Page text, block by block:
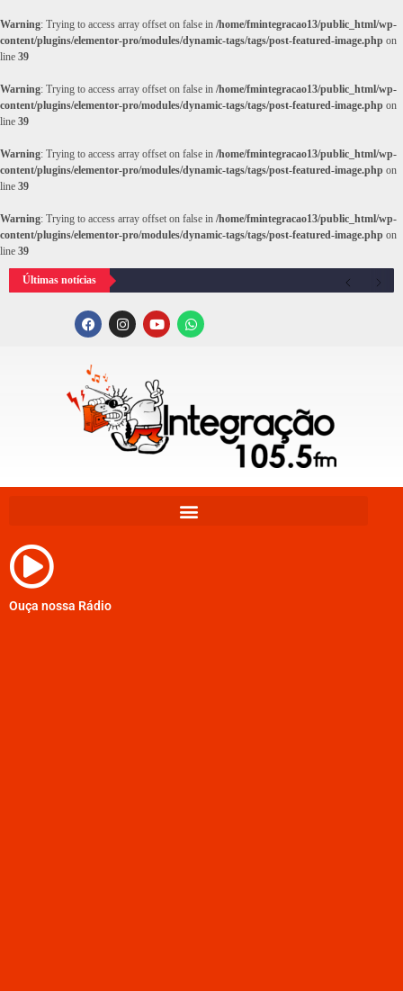
Warning: Trying to access array offset on false in /home/fmintegracao13/public_html/wp-
content/plugins/elementor-pro/modules/dynamic-tags/tags/post-featured-image.php on
line 39
Warning: Trying to access array offset on false in /home/fmintegracao13/public_html/wp-
content/plugins/elementor-pro/modules/dynamic-tags/tags/post-featured-image.php on
line 39
Warning: Trying to access array offset on false in /home/fmintegracao13/public_html/wp-
content/plugins/elementor-pro/modules/dynamic-tags/tags/post-featured-image.php on
line 39
Warning: Trying to access array offset on false in /home/fmintegracao13/public_html/wp-
content/plugins/elementor-pro/modules/dynamic-tags/tags/post-featured-image.php on
line 39
Últimas notícias
Ouça nossa Rádio